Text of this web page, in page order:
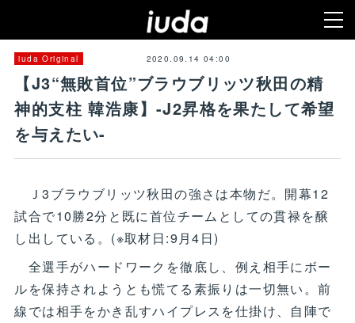
iuda Original 2020.09.14 04:00
【J3“無敗首位”ブラウブリッツ秋田の精
神的支柱 韓浩康】-J2昇格を果たして希望
を与えたい-
Ｊ3ブラウブリッツ秋田の強さは本物だ。開幕12
試合で10勝2分と既に首位チームとしての貫禄を醸
し出している。(※取材日:9月4日)
全選手がハードワークを徹底し、例え相手にボー
ルを保持されようとも慌てる素振りは一切無い。前
線では相手をかき乱すハイプレスを仕掛け、自陣で